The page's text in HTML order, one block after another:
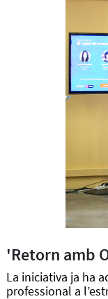
'Retorn amb
La iniciativa ja ha
professional a